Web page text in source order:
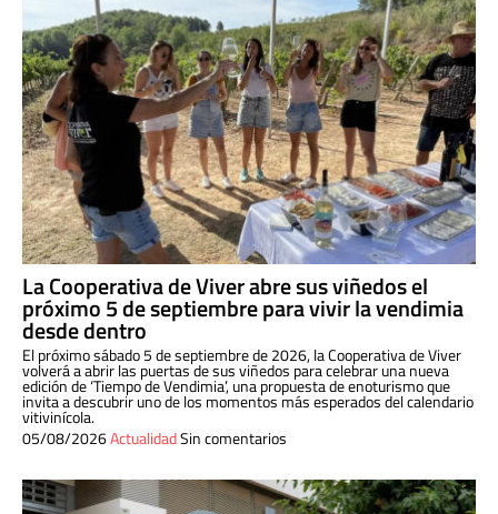
La Cooperativa de Viver abre sus viñedos el
próximo 5 de septiembre para vivir la vendimia
desde dentro
El próximo sábado 5 de septiembre de 2026, la Cooperativa de Viver
volverá a abrir las puertas de sus viñedos para celebrar una nueva
edición de ‘Tiempo de Vendimia’, una propuesta de enoturismo que
invita a descubrir uno de los momentos más esperados del calendario
vitivinícola.
05/08/2026ActualidadSin comentarios